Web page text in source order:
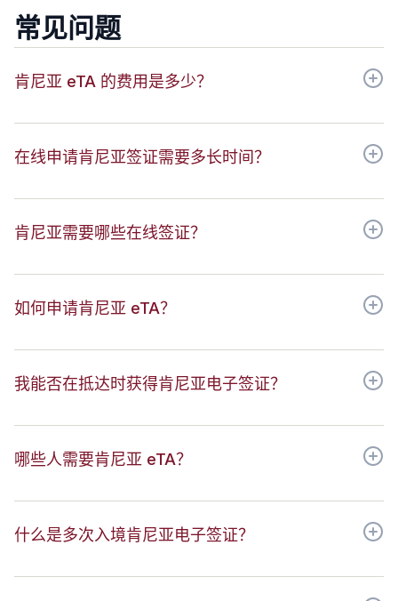
常见问题
肯尼亚 eTA 的费用是多少？
在线申请肯尼亚签证需要多长时间？
肯尼亚需要哪些在线签证？
如何申请肯尼亚 eTA？
我能否在抵达时获得肯尼亚电子签证？
哪些人需要肯尼亚 eTA？
什么是多次入境肯尼亚电子签证？